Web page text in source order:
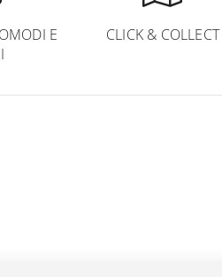
E
CLICK & COLLECT